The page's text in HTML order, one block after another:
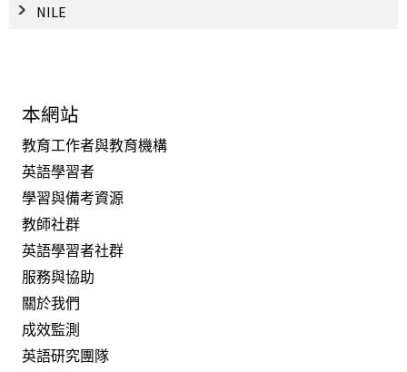
NILE
本網站
教育工作者與教育機構
英語學習者
學習與備考資源
教師社群
英語學習者社群
服務與協助
關於我們
成效監測
英語研究團隊